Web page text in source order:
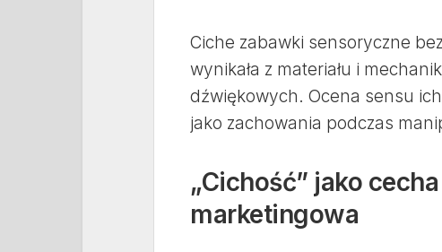
Ciche zabawki sensoryczne
wynikała z materiału i
dźwiękowych. Ocena sensu
jako zachowania podczas
„Cichość” jako
marketingowa